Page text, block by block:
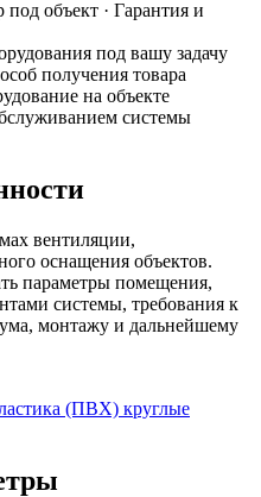
под объект · Гарантия и
под вашу задачу
получения товара
на объекте
системы
вентиляции,
оснащения объектов.
параметры помещения,
системы, требования к
монтажу и дальнейшему
(ПВХ) круглые